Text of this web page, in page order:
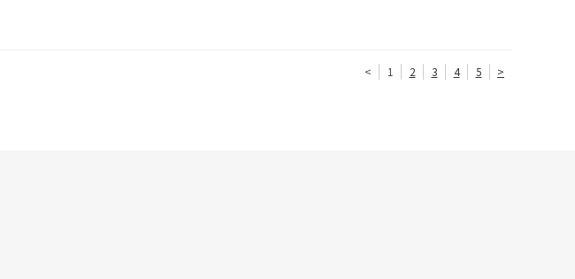
< 1 2 3 4 5 >